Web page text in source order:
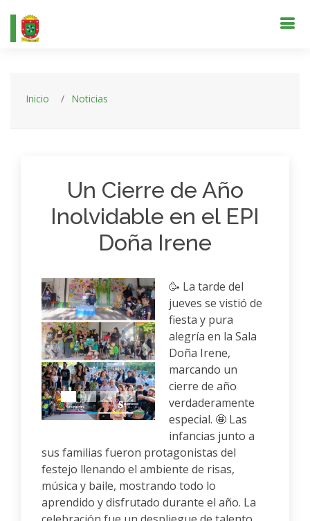
Inicio Noticias
Un Cierre de Año
Inolvidable en el EPI
Doña Irene
Anterior Siguiente
🥳 La tarde del
jueves se vistió de
fiesta y pura
alegría en la Sala
Doña Irene,
marcando un
cierre de año
verdaderamente
especial. 🤩 Las
infancias junto a
sus familias fueron protagonistas del
festejo llenando el ambiente de risas,
música y baile, mostrando todo lo
aprendido y disfrutado durante el año. La